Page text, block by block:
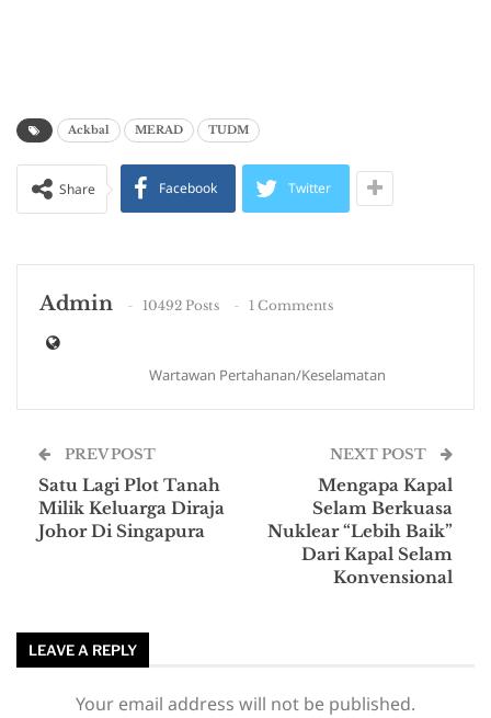
Ackbal MERAD TUDM
Share Facebook Twitter
Admin 10492 Posts 1 Comments
Wartawan Pertahanan/Keselamatan
PREV POST
Satu Lagi Plot Tanah
Milik Keluarga Diraja
Johor Di Singapura
NEXT POST
Mengapa Kapal
Selam Berkuasa
Nuklear “Lebih Baik”
Dari Kapal Selam
Konvensional
LEAVE A REPLY
Your email address will not be published.